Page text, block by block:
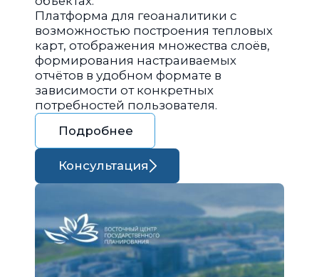
Платформа для геоаналитики с
возможностью построения тепловых
карт, отображения множества слоёв,
формирования настраиваемых
отчётов в удобном формате в
зависимости от конкретных
потребностей пользователя.
Подробнее
Консультация